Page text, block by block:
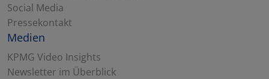
Social Media
Pressekontakt
Medien
KPMG Video Insights
Newsletter im Überblick